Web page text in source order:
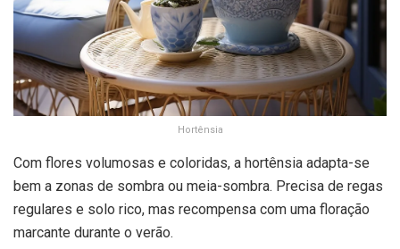
Hortênsia
Com flores volumosas e coloridas, a hortênsia adapta-se
bem a zonas de sombra ou meia-sombra. Precisa de regas
regulares e solo rico, mas recompensa com uma floração
marcante durante o verão.